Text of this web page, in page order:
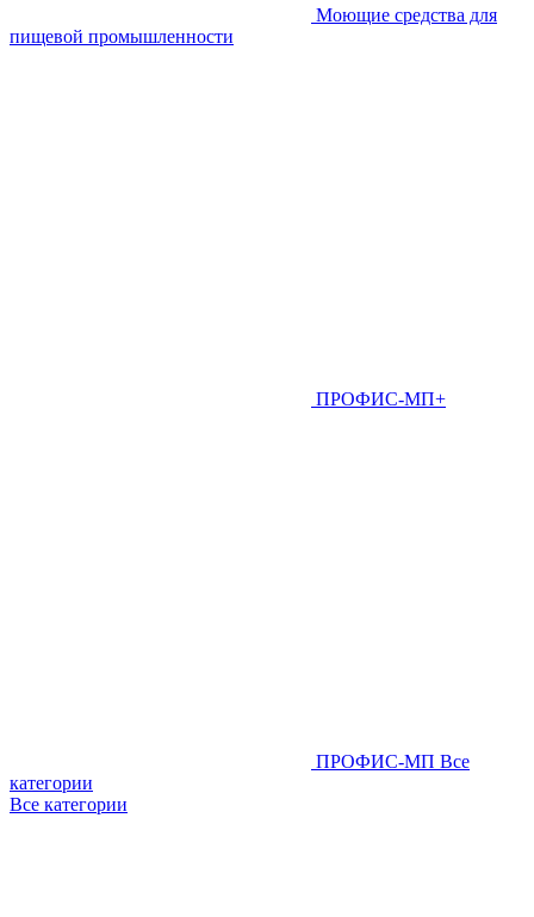
Моющие средства для
пищевой промышленности
ПРОФИС-МП+
ПРОФИС-МП Все
категории
Все категории